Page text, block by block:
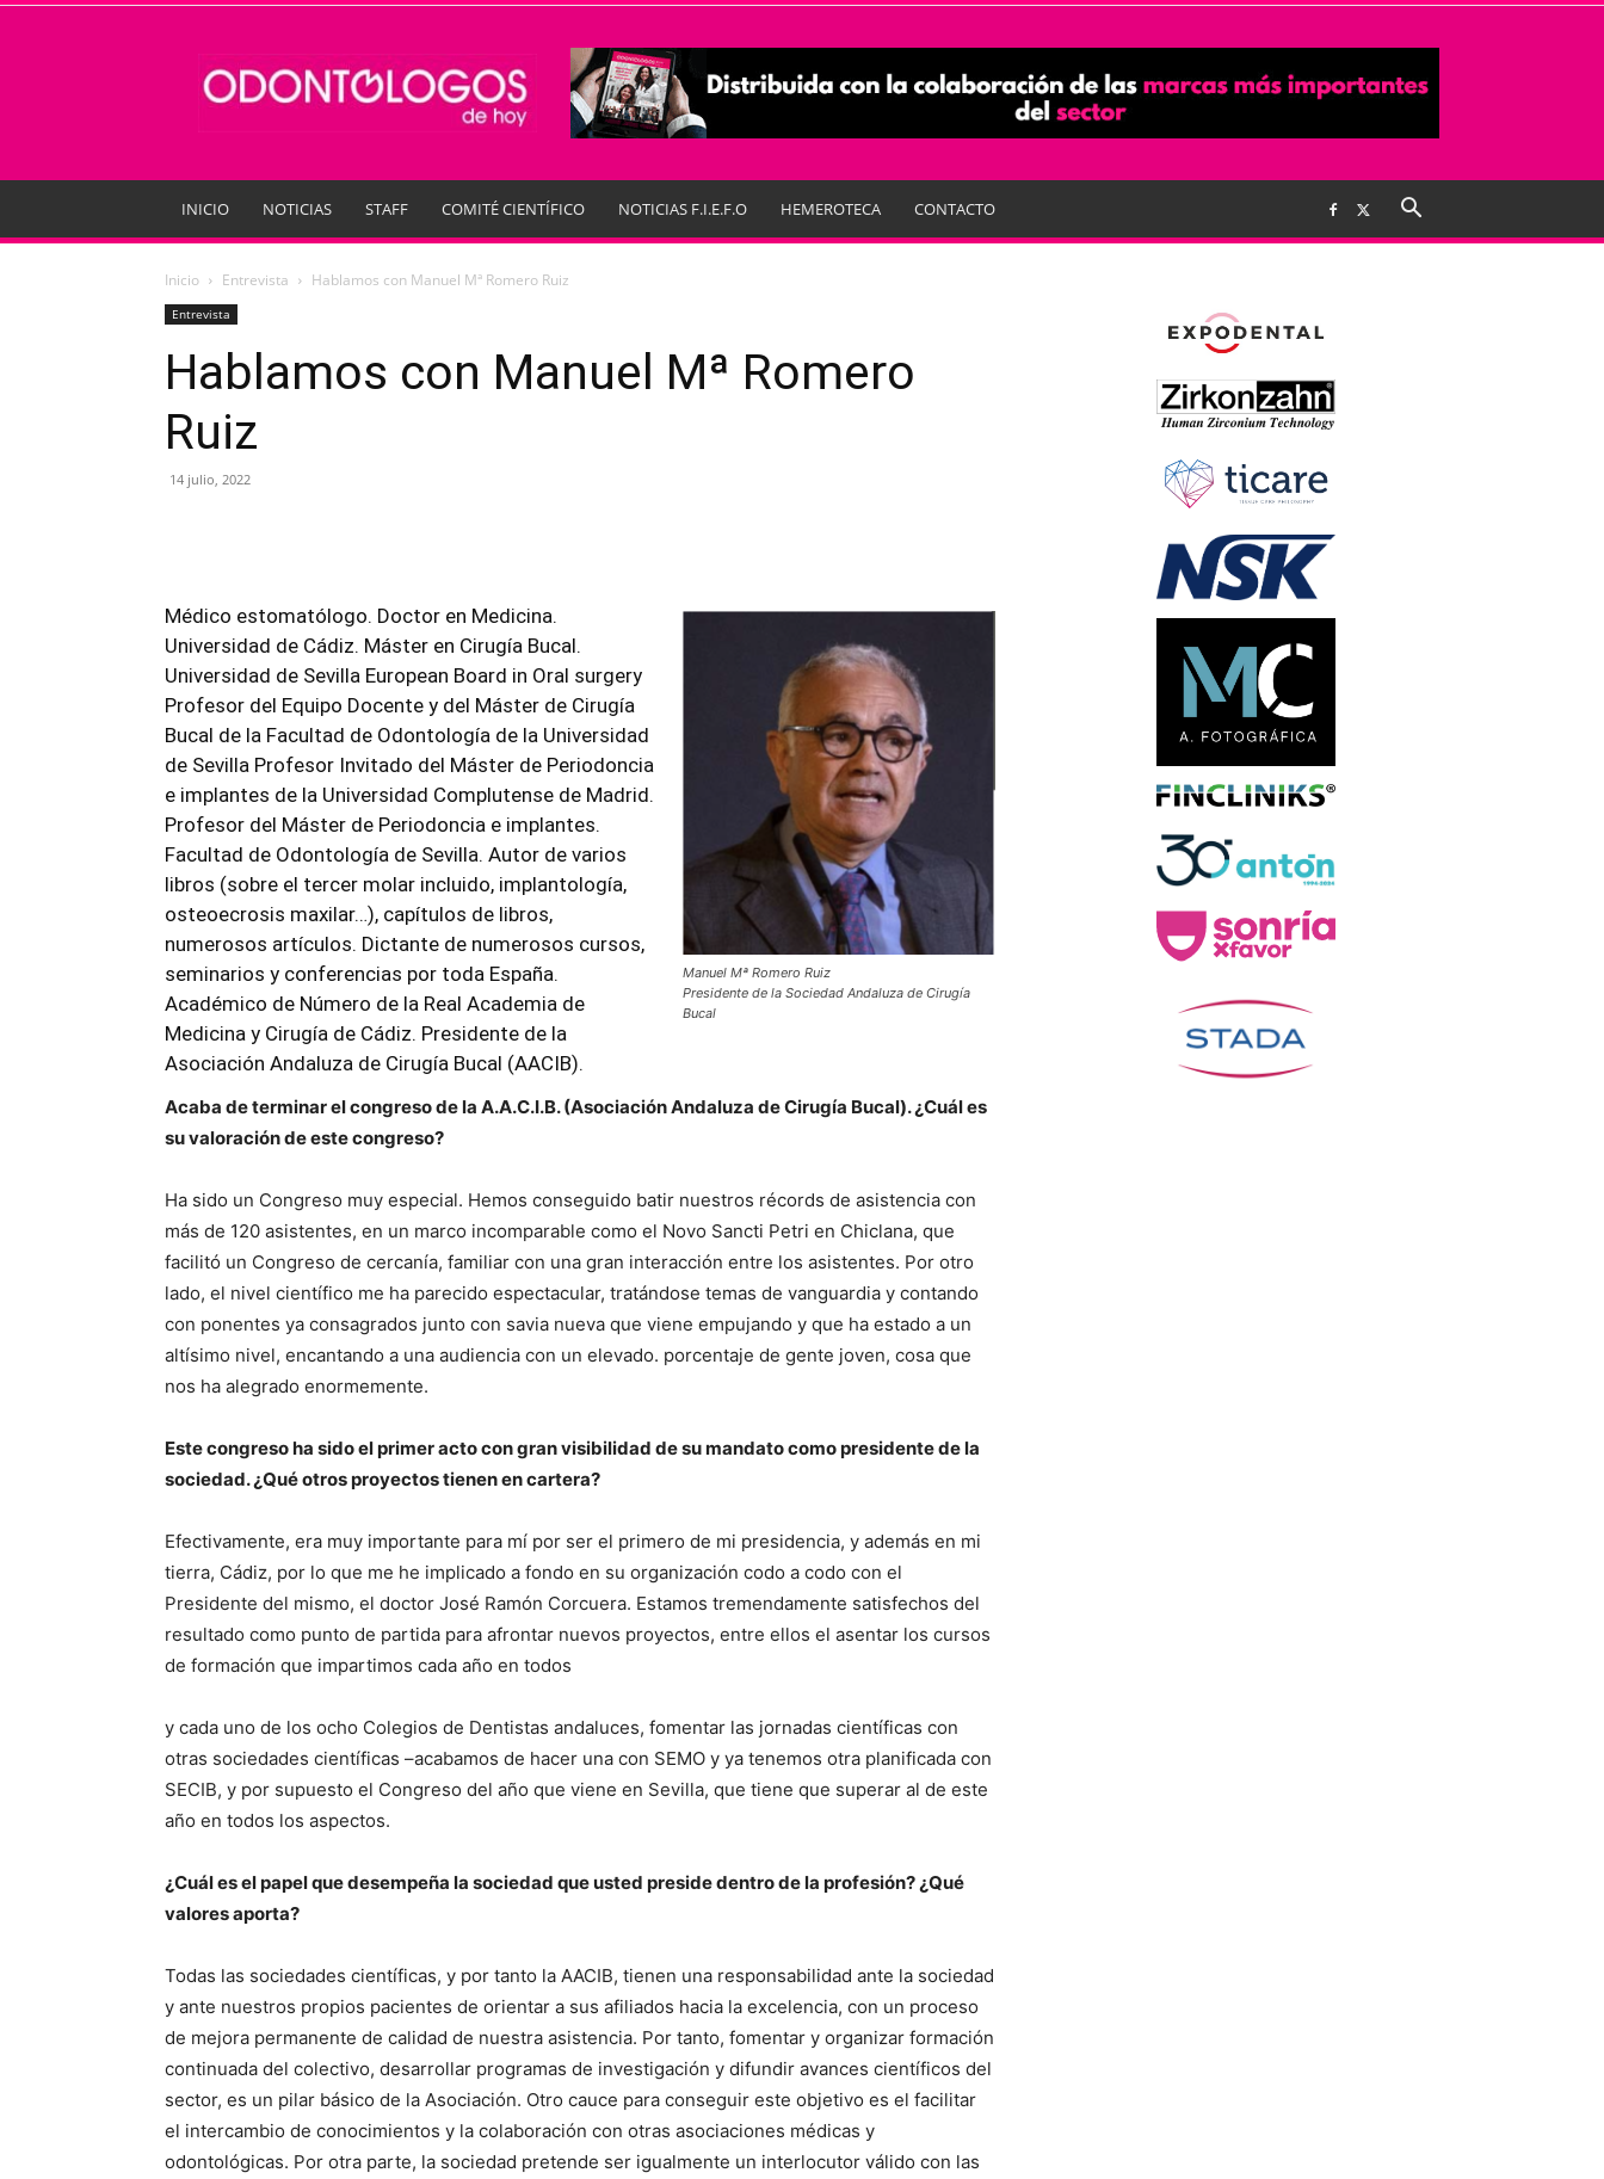
de
Hoy
INICIO NOTICIAS STAFF COMITÉ CIENTÍFICO NOTICIAS F.I.E.F.O HEMEROTECA CONTACTO
Inicio Entrevista Hablamos con Manuel Mª Romero Ruiz
Entrevista
Hablamos con Manuel Mª Romero
Ruiz
14 julio, 2022
Manuel Mª Romero Ruiz
Presidente de la Sociedad Andaluza de Cirugía
Bucal
Médico estomatólogo. Doctor en Medicina.
Universidad de Cádiz. Máster en Cirugía Bucal.
Universidad de Sevilla European Board in Oral surgery
Profesor del Equipo Docente y del Máster de Cirugía
Bucal de la Facultad de Odontología de la Universidad
de Sevilla Profesor Invitado del Máster de Periodoncia
e implantes de la Universidad Complutense de Madrid.
Profesor del Máster de Periodoncia e implantes.
Facultad de Odontología de Sevilla. Autor de varios
libros (sobre el tercer molar incluido, implantología,
osteoecrosis maxilar…), capítulos de libros,
numerosos artículos. Dictante de numerosos cursos,
seminarios y conferencias por toda España.
Académico de Número de la Real Academia de
Medicina y Cirugía de Cádiz. Presidente de la
Asociación Andaluza de Cirugía Bucal (AACIB).
Acaba de terminar el congreso de la A.A.C.I.B. (Asociación Andaluza de Cirugía Bucal). ¿Cuál es
su valoración de este congreso?
Ha sido un Congreso muy especial. Hemos conseguido batir nuestros récords de asistencia con
más de 120 asistentes, en un marco incomparable como el Novo Sancti Petri en Chiclana, que
facilitó un Congreso de cercanía, familiar con una gran interacción entre los asistentes. Por otro
lado, el nivel científico me ha parecido espectacular, tratándose temas de vanguardia y contando
con ponentes ya consagrados junto con savia nueva que viene empujando y que ha estado a un
altísimo nivel, encantando a una audiencia con un elevado. porcentaje de gente joven, cosa que
nos ha alegrado enormemente.
Este congreso ha sido el primer acto con gran visibilidad de su mandato como presidente de la
sociedad. ¿Qué otros proyectos tienen en cartera?
Efectivamente, era muy importante para mí por ser el primero de mi presidencia, y además en mi
tierra, Cádiz, por lo que me he implicado a fondo en su organización codo a codo con el
Presidente del mismo, el doctor José Ramón Corcuera. Estamos tremendamente satisfechos del
resultado como punto de partida para afrontar nuevos proyectos, entre ellos el asentar los cursos
de formación que impartimos cada año en todos
y cada uno de los ocho Colegios de Dentistas andaluces, fomentar las jornadas científicas con
otras sociedades científicas –acabamos de hacer una con SEMO y ya tenemos otra planificada con
SECIB, y por supuesto el Congreso del año que viene en Sevilla, que tiene que superar al de este
año en todos los aspectos.
¿Cuál es el papel que desempeña la sociedad que usted preside dentro de la profesión? ¿Qué
valores aporta?
Todas las sociedades científicas, y por tanto la AACIB, tienen una responsabilidad ante la sociedad
y ante nuestros propios pacientes de orientar a sus afiliados hacia la excelencia, con un proceso
de mejora permanente de calidad de nuestra asistencia. Por tanto, fomentar y organizar formación
continuada del colectivo, desarrollar programas de investigación y difundir avances científicos del
sector, es un pilar básico de la Asociación. Otro cauce para conseguir este objetivo es el facilitar
el intercambio de conocimientos y la colaboración con otras asociaciones médicas y
odontológicas. Por otra parte, la sociedad pretende ser igualmente un interlocutor válido con las